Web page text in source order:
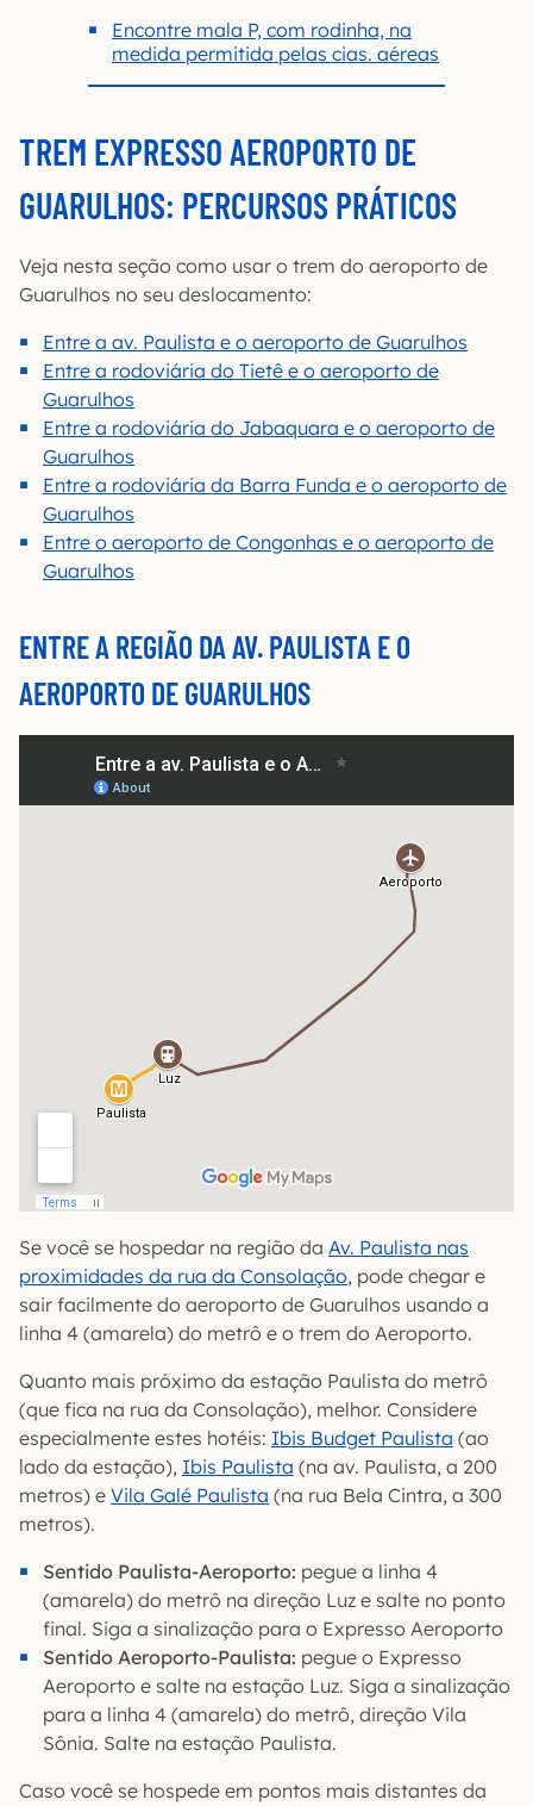
Encontre mala P, com rodinha, na
medida permitida pelas cias. aéreas
TREM EXPRESSO AEROPORTO DE
GUARULHOS: PERCURSOS PRÁTICOS
Veja nesta seção como usar o trem do aeroporto de
Guarulhos no seu deslocamento:
Entre a av. Paulista e o aeroporto de Guarulhos
Entre a rodoviária do Tietê e o aeroporto de
Guarulhos
Entre a rodoviária do Jabaquara e o aeroporto de
Guarulhos
Entre a rodoviária da Barra Funda e o aeroporto de
Guarulhos
Entre o aeroporto de Congonhas e o aeroporto de
Guarulhos
ENTRE A REGIÃO DA AV. PAULISTA E O
AEROPORTO DE GUARULHOS
Se você se hospedar na região da Av. Paulista nas
proximidades da rua da Consolação, pode chegar e
sair facilmente do aeroporto de Guarulhos usando a
linha 4 (amarela) do metrô e o trem do Aeroporto.
Quanto mais próximo da estação Paulista do metrô
(que fica na rua da Consolação), melhor. Considere
especialmente estes hotéis: Ibis Budget Paulista (ao
lado da estação), Ibis Paulista (na av. Paulista, a 200
metros) e Vila Galé Paulista (na rua Bela Cintra, a 300
metros).
Sentido Paulista-Aeroporto: pegue a linha 4
(amarela) do metrô na direção Luz e salte no ponto
final. Siga a sinalização para o Expresso Aeroporto
Sentido Aeroporto-Paulista: pegue o Expresso
Aeroporto e salte na estação Luz. Siga a sinalização
para a linha 4 (amarela) do metrô, direção Vila
Sônia. Salte na estação Paulista.
Caso você se hospede em pontos mais distantes da